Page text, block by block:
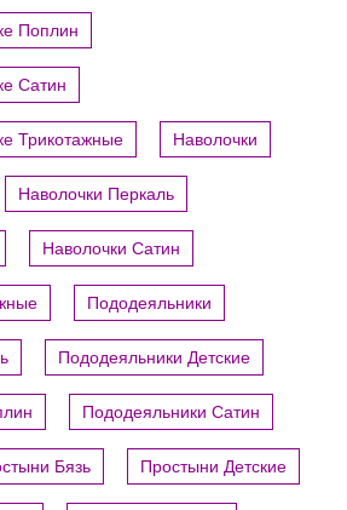
Поплин
Сатин
Трикотажные Наволочки
Наволочки Перкаль
Наволочки Сатин
Пододеяльники
Пододеяльники Детские
Пододеяльники Сатин
Бязь Простыни Детские